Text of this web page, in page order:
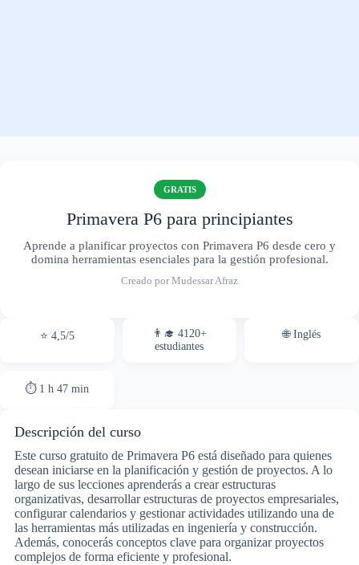
GRATIS
Primavera P6 para principiantes
Aprende a planificar proyectos con Primavera P6 desde cero y
domina herramientas esenciales para la gestión profesional.
Creado por Mudessar Afraz
⭐ 4,5/5
👨‍🎓 4120+
estudiantes
🌐 Inglés
⏱ 1 h 47 min
Descripción del curso
Este curso gratuito de Primavera P6 está diseñado para quienes
desean iniciarse en la planificación y gestión de proyectos. A lo
largo de sus lecciones aprenderás a crear estructuras
organizativas, desarrollar estructuras de proyectos empresariales,
configurar calendarios y gestionar actividades utilizando una de
las herramientas más utilizadas en ingeniería y construcción.
Además, conocerás conceptos clave para organizar proyectos
complejos de forma eficiente y profesional.